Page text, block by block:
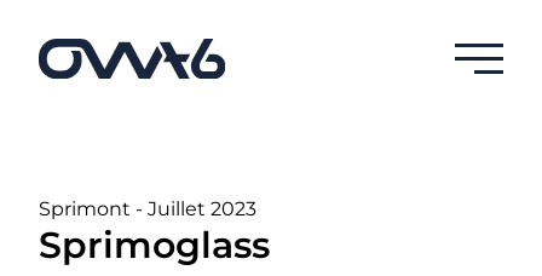
Sprimont - Juillet 2023
Sprimoglass